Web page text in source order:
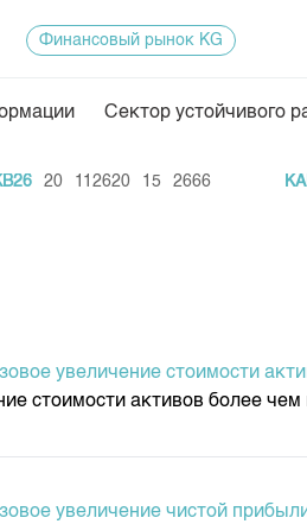
Финансовый рынок KG
Сектор устойчивого
20 112620 15 2666
увеличение стоимости
стоимости активов более
увеличение чистой